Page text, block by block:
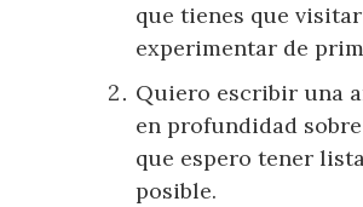
que tienes que
experimentar de
Quiero escribir una
en profundidad
que espero tener
posible.